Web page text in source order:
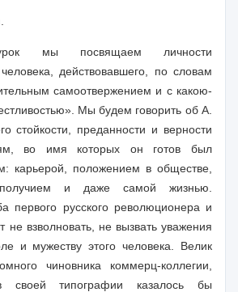
мы посвящаем личности
действовавшего, по словам
самоотвержением и с какою-
Мы будем говорить об А.
стойкости, преданности и верности
во имя которых он готов был
карьерой, положением в обществе,
и даже самой жизнью.
первого русского революционера и
не взволновать, не вызвать уважения
и мужеству этого человека. Велик
чиновника коммерц-коллегии,
своей типографии казалось бы